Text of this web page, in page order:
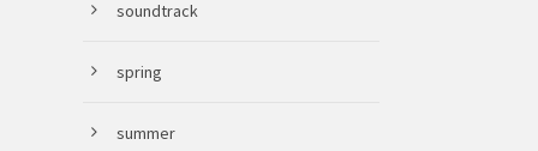
soundtrack
spring
summer